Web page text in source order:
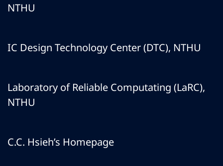
NTHU
IC Design Technology Center (DTC), NTHU
Laboratory of Reliable Computating (LaRC),
NTHU
C.C. Hsieh’s Homepage